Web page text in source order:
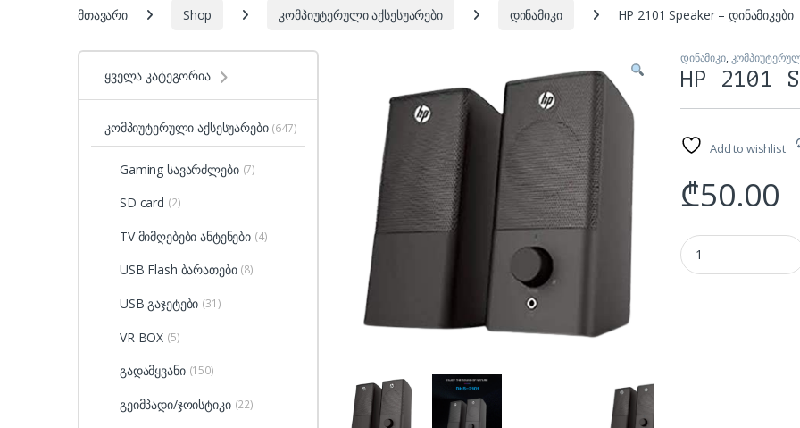
მთავარი Shop კომპიუტერული აქსესუარები დინამიკი HP 2101 Speaker – დინამიკები
დინამიკი,
HP 2101
Add to wishlist
₾50.00
HP 2101 Speaker -
ყველა კატეგორია
კომპიუტერული აქსესუარები (647)
Gaming სავარძლები (7)
SD card (2)
TV მიმღებები ანტენები (4)
USB Flash ბარათები (8)
USB გაჯეტები (31)
VR BOX (5)
გადამყვანი (150)
გეიმპადი/ჯოისტიკი (22)